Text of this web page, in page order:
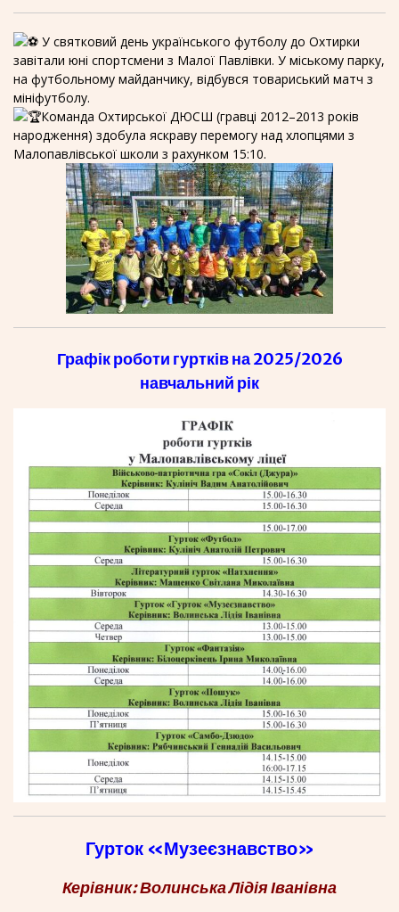
У святковий день українського футболу до Охтирки
завітали юні спортсмени з Малої Павлівки. У міському парку,
на футбольному майданчику, відбувся товариський матч з
мініфутболу.
Команда Охтирської ДЮСШ (гравці 2012–2013 років
народження) здобула яскраву перемогу над хлопцями з
Малопавлівської школи з рахунком 15:10.
Графік роботи гуртків на 2025/2026
навчальний рік
Гурток «Музеєзнавство»
Керівник: Волинська Лідія Іванівна